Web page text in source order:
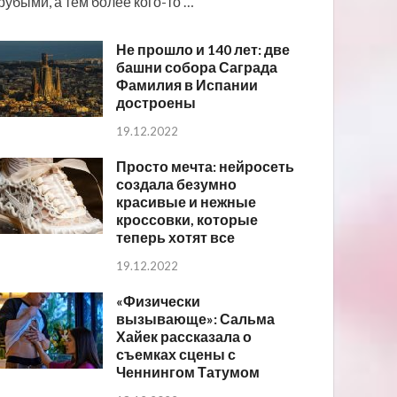
Не прошло и 140 лет: две
башни собора Саграда
Фамилия в Испании
достроены
19.12.2022
Просто мечта: нейросеть
создала безумно
красивые и нежные
кроссовки, которые
теперь хотят все
19.12.2022
«Физически
вызывающе»: Сальма
Хайек рассказала о
съемках сцены с
Ченнингом Татумом